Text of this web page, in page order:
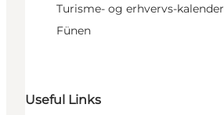
Turisme- og erhvervs-kalender
Fünen
Useful Links